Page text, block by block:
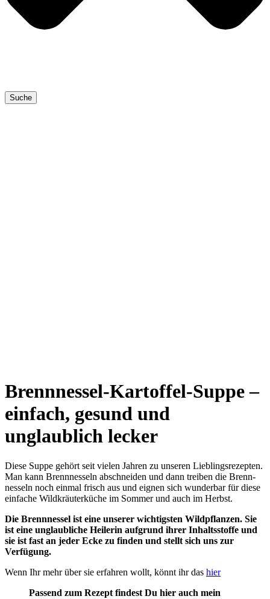
Suche
Brennnessel-Kartoffel-Suppe –
einfach, gesund und
unglaublich lecker
Die­se Sup­pe gehört seit vie­len Jah­ren zu unse­ren Lieb­lings­re­zep­ten.
Man kann Brenn­nes­seln abschnei­den und dann trei­ben die Brenn­
nes­seln noch ein­mal frisch aus und eig­nen sich wun­der­bar für die­se
ein­fa­che Wild­kräu­ter­kü­che im Som­mer und auch im Herbst.
Die Brenn­nes­sel ist eine unse­rer wich­tigs­ten Wild­pflan­zen. Sie
ist eine unglaub­li­che Hei­le­rin auf­grund ihrer Inhalts­stof­fe und
sie ist fast an jeder Ecke zu fin­den und stellt sich uns zur
Verfügung.
Wenn Ihr mehr über sie erfah­ren wollt, könnt ihr das hier
Pas­send zum Rezept fin­dest Du hier auch mein